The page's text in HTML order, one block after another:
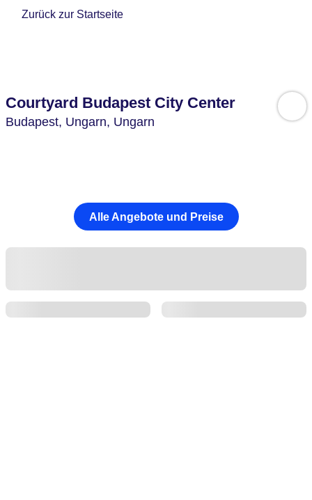
Zurück zur Startseite
Courtyard Budapest City Center
Budapest, Ungarn, Ungarn
Alle Angebote und Preise